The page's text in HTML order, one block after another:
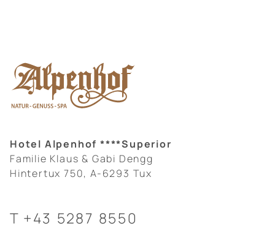
Hotel Alpenhof ****Superior
Familie Klaus & Gabi Dengg
Hintertux 750, A-6293 Tux
T +43 5287 8550